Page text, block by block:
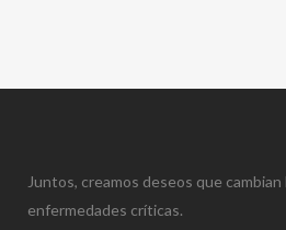
Juntos, creamos deseos que
enfermedades críticas.